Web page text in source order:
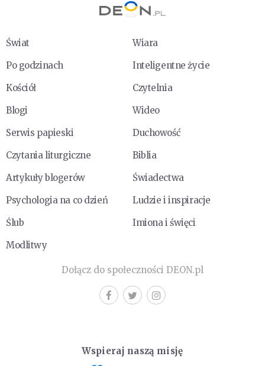
Świat
Wiara
Po godzinach
Inteligentne życie
Kościół
Czytelnia
Blogi
Wideo
Serwis papieski
Duchowość
Czytania liturgiczne
Biblia
Artykuły blogerów
Świadectwa
Psychologia na co dzień
Ludzie i inspiracje
Ślub
Imiona i święci
Modlitwy
Dołącz do społeczności DEON.pl
Wspieraj naszą misję